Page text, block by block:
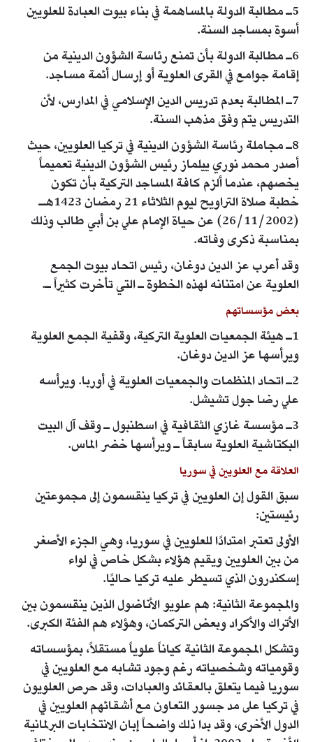
5ـ مطالبة الدولة بالمساهمة في بناء بيوت العبادة للعلويين
أسوة بمساجد السنة.
6ـ مطالبة الدولة بأن تمنع رئاسة الشؤون الدينية من
إقامة جوامع في القرى العلوية أو إرسال أئمة مساجد.
7ـ المطالبة بعدم تدريس الدين الإسلامي في المدارس، لأن
التدريس يتم وفق مذهب السنة.
8ـ مجاملة رئاسة الشؤون الدينية في تركيا العلويين، حيث
أصدر محمد نوري ييلماز رئيس الشؤون الدينية تعميماً
يخصهم، عندما ألزم كافة المساجد التركية بأن تكون
خطبة صلاة التراويح ليوم الثلاثاء 21 رمضان 1423هـ
(26/11/2002) عن حياة الإمام علي بن أبي طالب وذلك
بمناسبة ذكرى وفاته.
وقد أعرب عز الدين دوغان، رئيس اتحاد بيوت الجمع
العلوية عن امتنانه لهذه الخطوة ـ التي تأخرت كثيراً ـ.
بعض مؤسساتهم
1ـ هيئة الجمعيات العلوية التركية، وقفية الجمع العلوية
ويرأسها عز الدين دوغان.
2ـ اتحاد المنظمات والجمعيات العلوية في أوربا. ويرأسه
علي رضا جول تشيشل.
3ـ مؤسسة غازي الثقافية في اسطنبول ـ وقف آل البيت
البكتاشية العلوية سابقاً ـ ويرأسها خضر الماس.
العلاقة مع العلويين في سوريا
سبق القول إن العلويين في تركيا ينقسمون إلى مجموعتين
رئيستين:
الأولى تعتبر امتدادًا للعلويين في سوريا، وهي الجزء الأصغر
من بين العلويين ويقيم هؤلاء بشكل خاص في لواء
إسكندرون الذي تسيطر عليه تركيا حاليًا.
والمجموعة الثانية: هم علويو الأناضول الذين ينقسمون بين
الأتراك والأكراد وبعض التركمان، وهؤلاء هم الفئة الكبرى.
وتشكل المجموعة الثانية كياناً علوياً مستقلاً، بمؤسساته
وقومياته وشخصياته رغم وجود تشابه مع العلويين في
سوريا فيما يتعلق بالعقائد والعبادات، وقد حرص العلويون
في تركيا على مد جسور التعاون مع أشقائهم العلويين في
الدول الأخرى، وقد بدا ذلك واضحاً إبان الانتخابات البرلمانية